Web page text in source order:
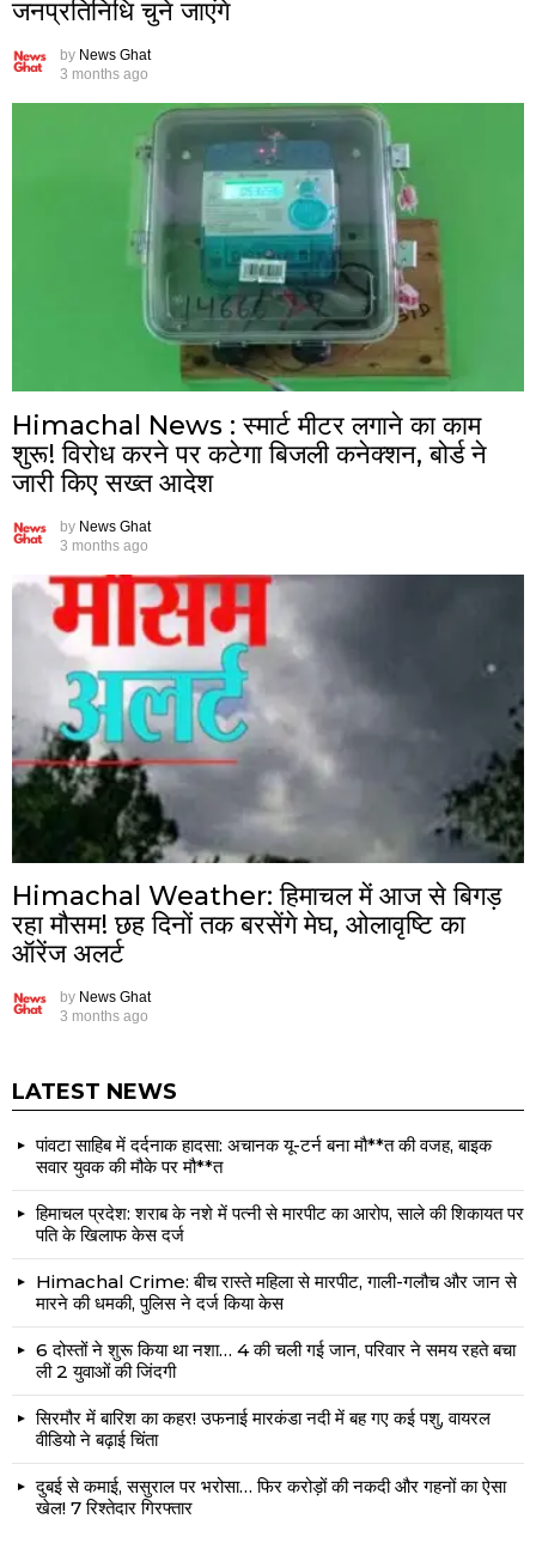
जनप्रतिनिधि चुने जाएंगे
by News Ghat
3 months ago
Himachal News : स्मार्ट मीटर लगाने का काम
शुरू! विरोध करने पर कटेगा बिजली कनेक्शन, बोर्ड ने
जारी किए सख्त आदेश
by News Ghat
3 months ago
Himachal Weather: हिमाचल में आज से बिगड़
रहा मौसम! छह दिनों तक बरसेंगे मेघ, ओलावृष्टि का
ऑरेंज अलर्ट
by News Ghat
3 months ago
LATEST NEWS
पांवटा साहिब में दर्दनाक हादसा: अचानक यू-टर्न बना मौ**त की वजह, बाइक
सवार युवक की मौके पर मौ**त
हिमाचल प्रदेश: शराब के नशे में पत्नी से मारपीट का आरोप, साले की शिकायत पर
पति के खिलाफ केस दर्ज
Himachal Crime: बीच रास्ते महिला से मारपीट, गाली-गलौच और जान से
मारने की धमकी, पुलिस ने दर्ज किया केस
6 दोस्तों ने शुरू किया था नशा… 4 की चली गई जान, परिवार ने समय रहते बचा
ली 2 युवाओं की जिंदगी
सिरमौर में बारिश का कहर! उफनाई मारकंडा नदी में बह गए कई पशु, वायरल
वीडियो ने बढ़ाई चिंता
दुबई से कमाई, ससुराल पर भरोसा… फिर करोड़ों की नकदी और गहनों का ऐसा
खेल! 7 रिश्तेदार गिरफ्तार